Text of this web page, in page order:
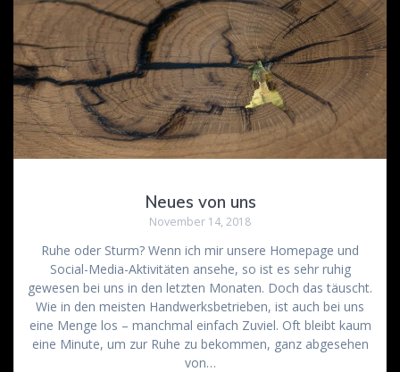
Neues von uns
November 14, 2018
Ruhe oder Sturm? Wenn ich mir unsere Homepage und
Social-Media-Aktivitäten ansehe, so ist es sehr ruhig
gewesen bei uns in den letzten Monaten. Doch das täuscht.
Wie in den meisten Handwerksbetrieben, ist auch bei uns
eine Menge los – manchmal einfach Zuviel. Oft bleibt kaum
eine Minute, um zur Ruhe zu bekommen, ganz abgesehen
von…